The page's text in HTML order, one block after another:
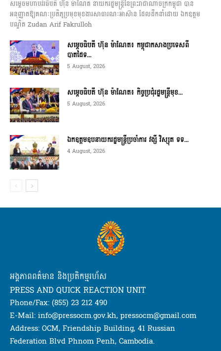
សម្តេចមហាបវរធិបតី ហ៊ុន ម៉ាណែត នាយករដ្ឋមន្ត្រីនៃព្រះរាជាណាចក្រកម្ពុជា បាន
អនុញ្ញាតឱ្យគណៈប្រតិភូប្រមុខមុខងារសាធារណៈអាស៊ាន ដែលដឹកនាំដោយ ឯកឧត្តម
បណ្ឌិត Zudan Arif Fakrulloh
សម្ដេចធិបតី ហ៊ុន ម៉ាណែត៖ កម្ពុជាកសាងប្រទេសពី
បាតដៃទ...
5 August, 2026
សម្ដេចធិបតី ហ៊ុន ម៉ាណែត៖ កិច្ចប្រជុំរដ្ឋមន្ត្រីមុខ...
5 August, 2026
ឯកឧត្តមឧបនាយករដ្ឋមន្ត្រីប្រចាំការ វង្សី វិស្សុត ទទ...
4 August, 2026
អង្គភាពពត៌មាន និងប្រតិកម្មរហ័ស
PRESS AND QUICK REACTION UNIT
Phone/Fax: (855) 23 212 490
E-Mail: info@pressocm.gov.kh, pressocm@gmail.com
Address: OCM, Friendship Building, 41 Russian
Federation Blvd Phnom Penh, Cambodia.